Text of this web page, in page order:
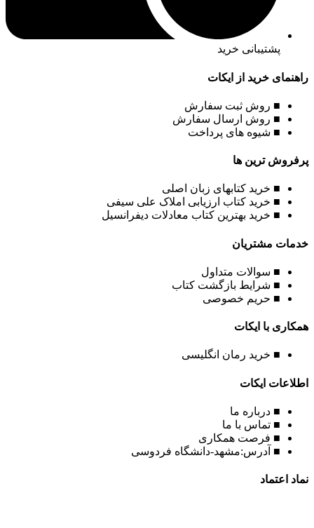
پشتیبانی خرید
راهنمای خرید از ایکات
■ روش ثبت سفارش
■ روش ارسال سفارش
■ شیوه های پرداخت
پرفروش ترین ها
■ خرید کتابهای زبان اصلی
■ خرید کتاب ارزیابی املاک علی سیفی
■ خرید بهترین کتاب معادلات دیفرانسیل
خدمات مشتریان
■ سوالات متداول
■ شرایط بازگشت کتاب
■ حریم خصوصی
همکاری با ایکات
■ خرید رمان انگلیسی
اطلاعات ایکات
■ درباره ما
■ تماس با ما
■ فرصت همکاری
■ آدرس:مشهد-دانشگاه فردوسی
نماد اعتماد